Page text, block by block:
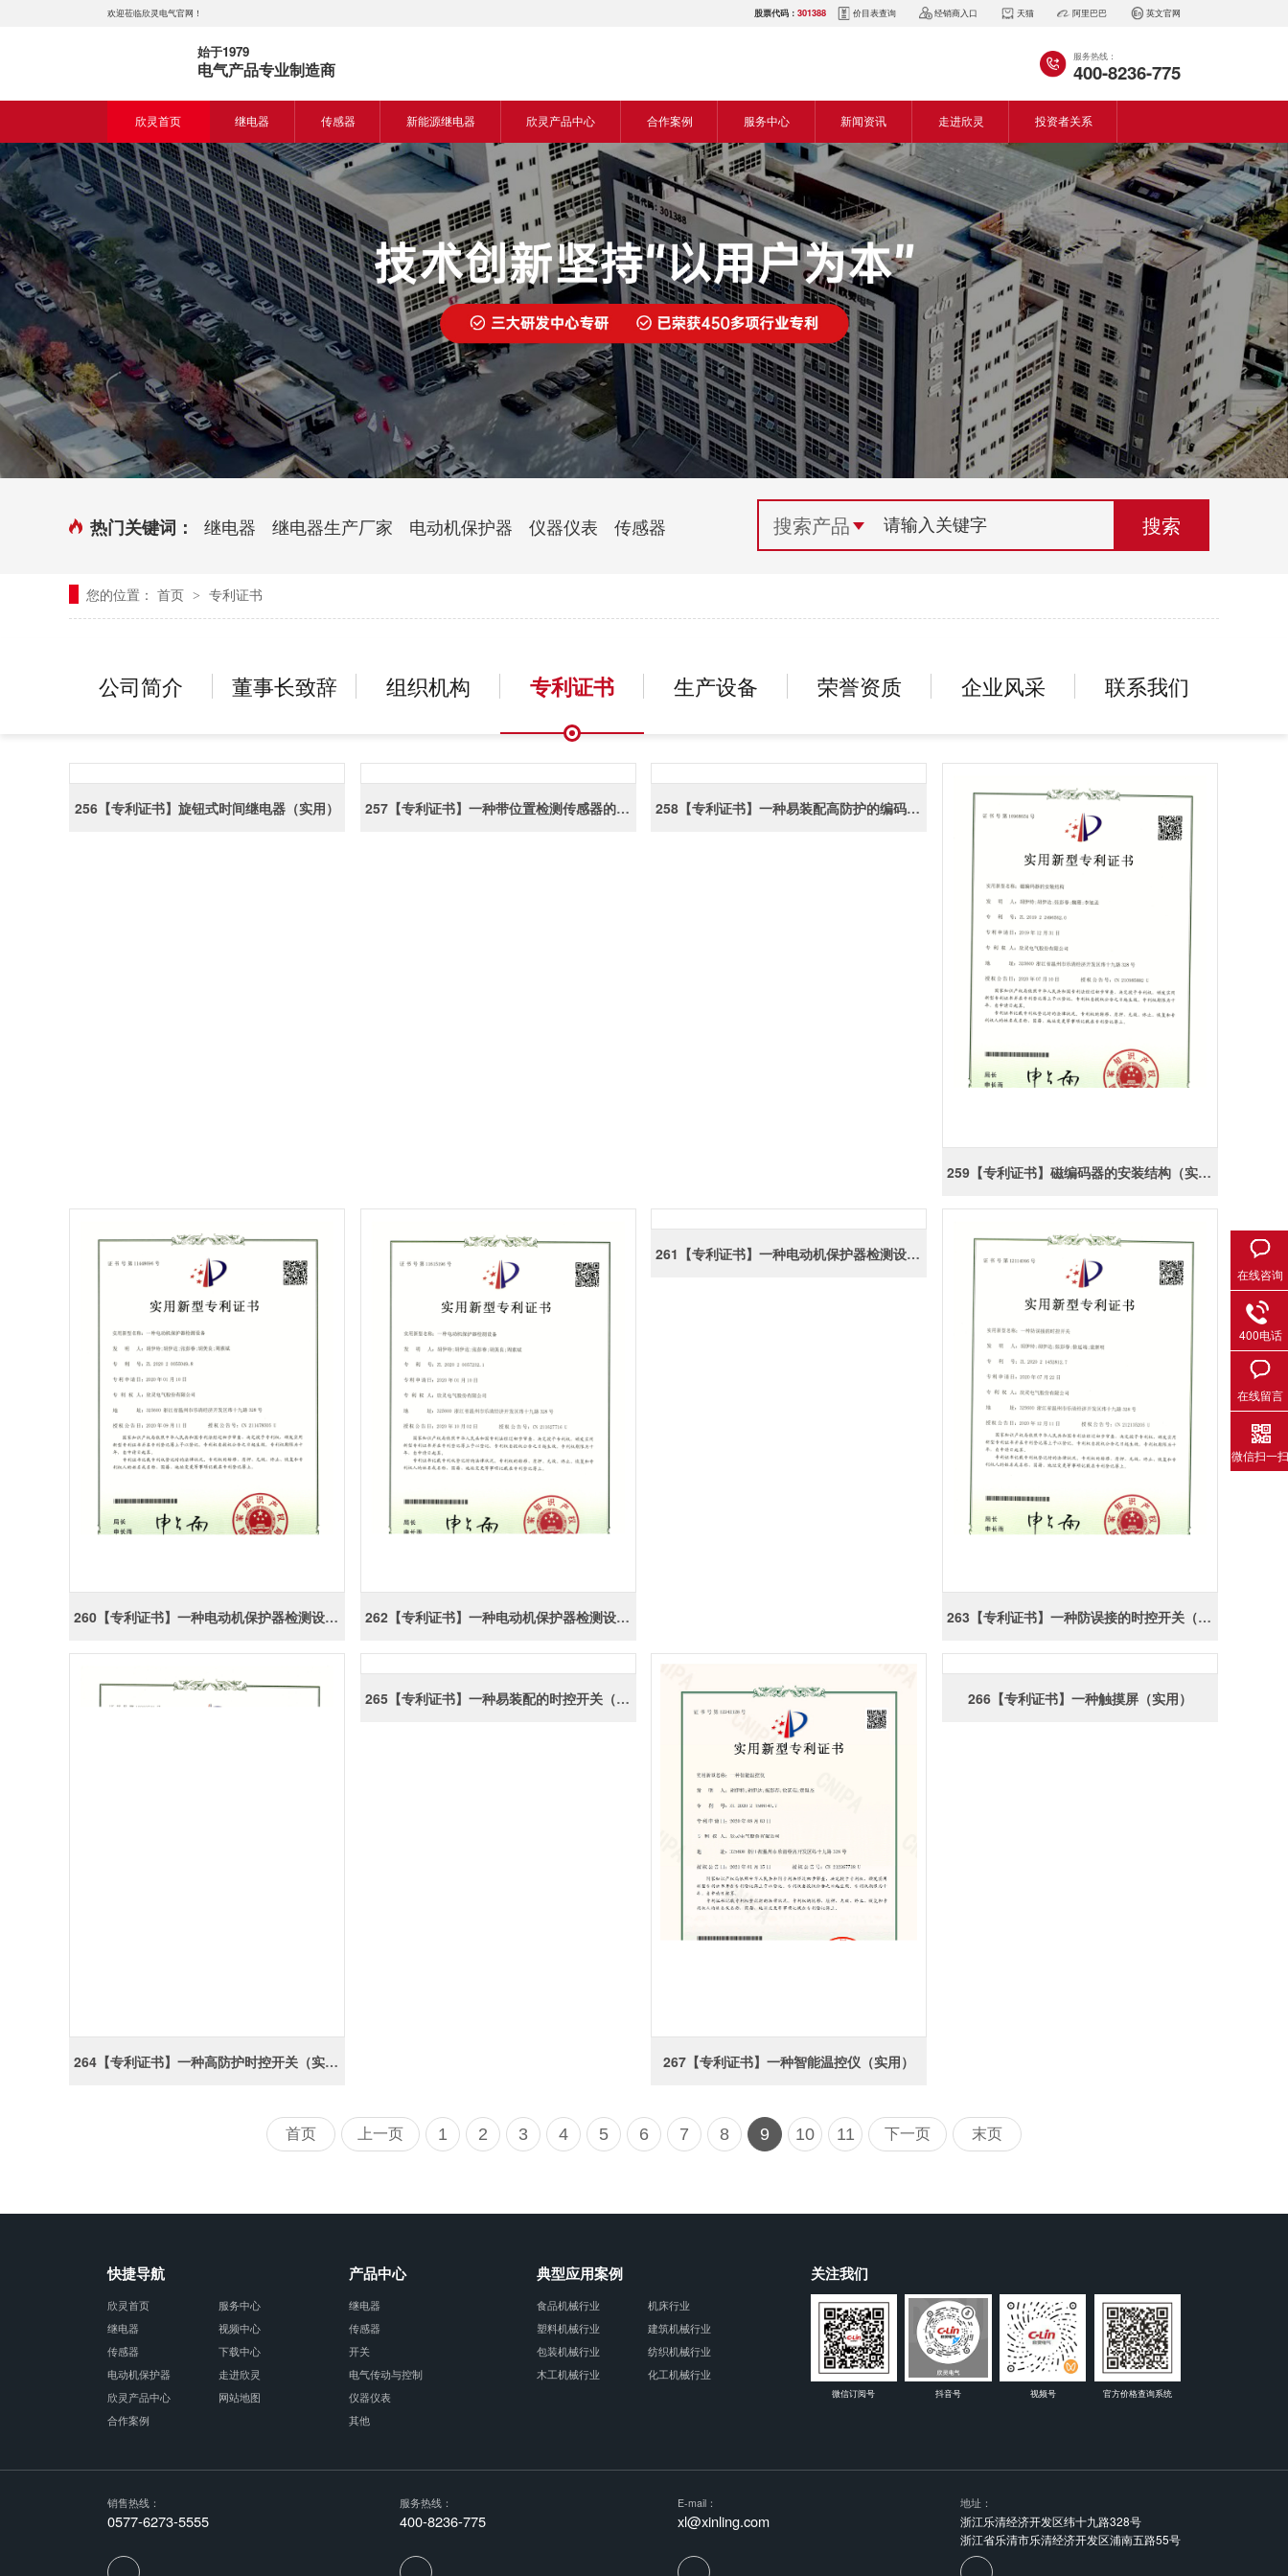
价目表查询 经销商入口 天猫 阿里巴巴 英文官网
欢迎莅临欣灵电气官网！ 股票代码：301388
始于1979
电气产品专业制造商
服务热线：
400-8236-775
欣灵首页 继电器
时间继电器
固体继电器
计数继电器
液位继电器
电磁继电器及插座
时控开关
新能源继电器
传感器
接近开关
光电开关
编码器
热电偶
热电阻
传感器端子台
新能源继电器
新能源交流继电器
新能源直流继电器
欣灵产品中心
继电器
传感器
电气传动与控制
仪器仪表
开关
配电控制
合作案例
食品机械行业
机床行业
塑料机械行业
建筑机械行业
包装机械行业
纺织机械行业
服务中心
营销网络
服务热线
电商平台
下载中心
视频中心
电气百科
常见问题
技术支持
新闻资讯
新闻动态
展会资讯
电气百科
常见问答
走进欣灵
企业简介
董事长致词
企业风采
专利证书
生产设备
荣誉资质
组织机构
联系欣灵
投资者关系
热门关键词： 继电器 继电器生产厂家 电动机保护器 仪器仪表 传感器
您的位置： 首页 > 专利证书
公司简介 董事长致辞 组织机构 专利证书 生产设备 荣誉资质 企业风采 联系我们
256【专利证书】旋钮式时间继电器（实用） 257【专利证书】一种带位置检测传感器的剥丝机（实用） 258【专利证书】一种易装配高防护的编码器（实用）
259【专利证书】磁编码器的安装结构（实用）
260【专利证书】一种电动机保护器检测设备（实用） 262【专利证书】一种电动机保护器检测设备（实用）
261【专利证书】一种电动机保护器检测设备的控制电路（实用）
263【专利证书】一种防误接的时控开关（实用）
264【专利证书】一种高防护时控开关（实用）
265【专利证书】一种易装配的时控开关（实用）
267【专利证书】一种智能温控仪（实用）
266【专利证书】一种触摸屏（实用）
首页 上一页 1 2 3 4 5 6 7 8 9 10 11 下一页 末页
快捷导航
欣灵首页
服务中心
继电器
视频中心
传感器
下载中心
电动机保护器
走进欣灵
欣灵产品中心
网站地图
合作案例
产品中心
继电器
传感器
开关
电气传动与控制
仪器仪表
其他
典型应用案例
食品机械行业
机床行业
塑料机械行业
建筑机械行业
包装机械行业
纺织机械行业
木工机械行业
化工机械行业
关注我们
微信订阅号 抖音号 视频号 官方价格查询系统
销售热线：
0577-6273-5555
服务热线：
400-8236-775
E-mail：
xl@xinling.com
地址：
浙江乐清经济开发区纬十九路328号
浙江省乐清市乐清经济开发区浦南五路55号
在线咨询
400电话
在线留言
微信扫一扫